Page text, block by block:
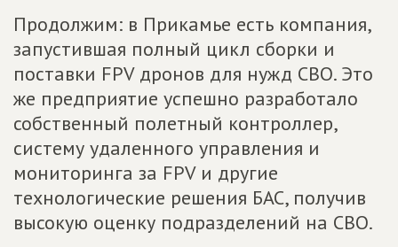
Продолжим: в Прикамье есть компания,
запустившая полный цикл сборки и
поставки FPV дронов для нужд СВО. Это
же предприятие успешно разработало
собственный полетный контроллер,
систему удаленного управления и
мониторинга за FPV и другие
технологические решения БАС, получив
высокую оценку подразделений на СВО.